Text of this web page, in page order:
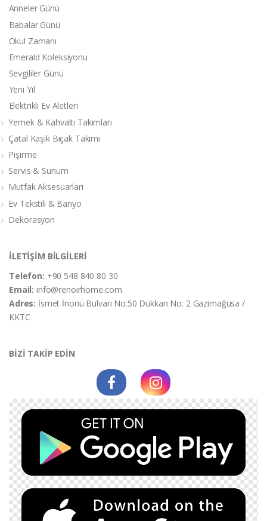
Anneler Günü
Babalar Günü
Okul Zamanı
Emerald Koleksiyonu
Sevgililer Günü
Yeni Yıl
Elektrikli Ev Aletleri
Yemek & Kahvaltı Takımları
Çatal Kaşık Bıçak Takımı
Pişirme
Servis & Sunum
Mutfak Aksesuarları
Ev Tekstili & Banyo
Dekorasyon
İLETİŞİM BİLGİLERİ
Telefon: +90 548 840 80 30
Email:info@renoirhome.com
Adres: İsmet İnonü Bulvarı No:50 Dükkan No: 2 Gazimağusa /
KKTC
BİZİ TAKİP EDİN